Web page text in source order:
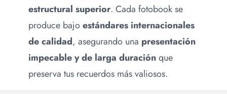
estructural superior. Cada fotobook se
produce bajoestándares internacionales
de calidad, asegurando una presentación
impecable y de larga duraciónque
preserva tus recuerdos más valiosos.